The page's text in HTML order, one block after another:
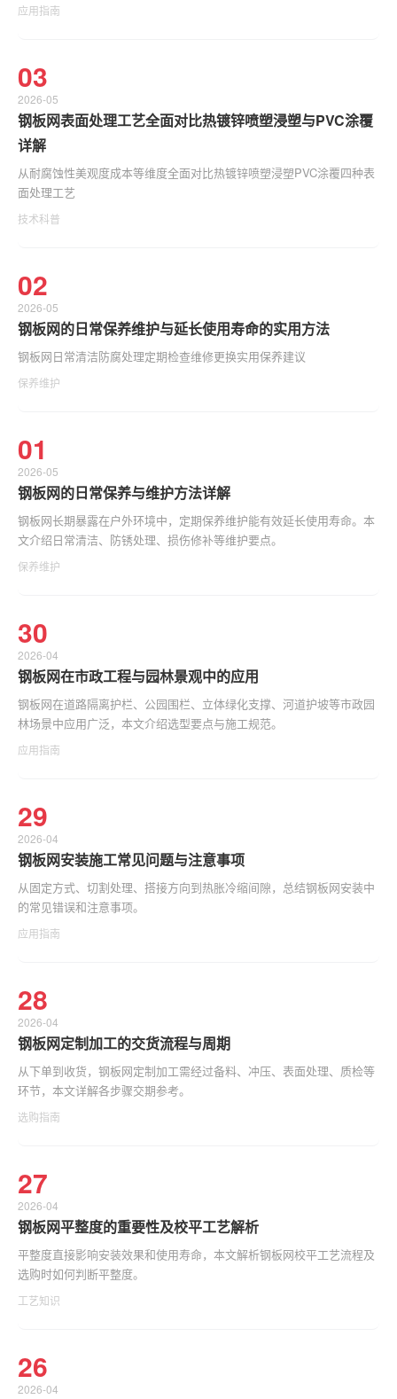
应用指南
03
2026-05
钢板网表面处理工艺全面对比热镀锌喷塑浸塑与PVC涂覆
详解
从耐腐蚀性美观度成本等维度全面对比热镀锌喷塑浸塑PVC涂覆四种表
面处理工艺
技术科普
02
2026-05
钢板网的日常保养维护与延长使用寿命的实用方法
钢板网日常清洁防腐处理定期检查维修更换实用保养建议
保养维护
01
2026-05
钢板网的日常保养与维护方法详解
钢板网长期暴露在户外环境中，定期保养维护能有效延长使用寿命。本
文介绍日常清洁、防锈处理、损伤修补等维护要点。
保养维护
30
2026-04
钢板网在市政工程与园林景观中的应用
钢板网在道路隔离护栏、公园围栏、立体绿化支撑、河道护坡等市政园
林场景中应用广泛，本文介绍选型要点与施工规范。
应用指南
29
2026-04
钢板网安装施工常见问题与注意事项
从固定方式、切割处理、搭接方向到热胀冷缩间隙，总结钢板网安装中
的常见错误和注意事项。
应用指南
28
2026-04
钢板网定制加工的交货流程与周期
从下单到收货，钢板网定制加工需经过备料、冲压、表面处理、质检等
环节，本文详解各步骤交期参考。
选购指南
27
2026-04
钢板网平整度的重要性及校平工艺解析
平整度直接影响安装效果和使用寿命，本文解析钢板网校平工艺流程及
选购时如何判断平整度。
工艺知识
26
2026-04